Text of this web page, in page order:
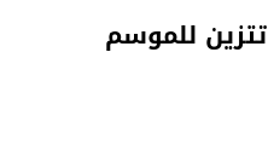
السعيدية Eden Club تتزين للموسم